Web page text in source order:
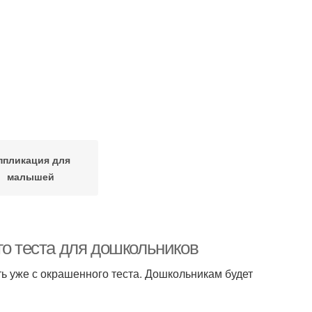
для
малышей
теста для дошкольников
уже с окрашенного теста. Дошкольникам будет